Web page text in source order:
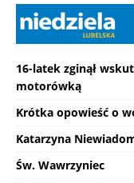
16-latek zginął
motorówką
Krótka opowieść o
Katarzyna
Św. Wawrzyniec